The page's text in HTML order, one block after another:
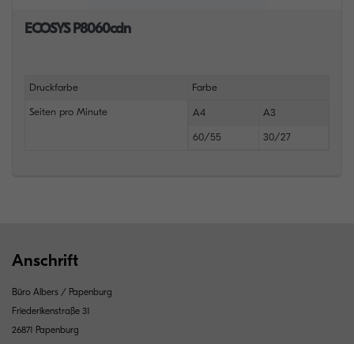
ECOSYS P8060cdn
Druckfarbe Farbe
Seiten pro Minute A4 A3
60/55 30/27
Anschrift
Büro Albers / Papenburg
Friederikenstraße 31
26871 Papenburg